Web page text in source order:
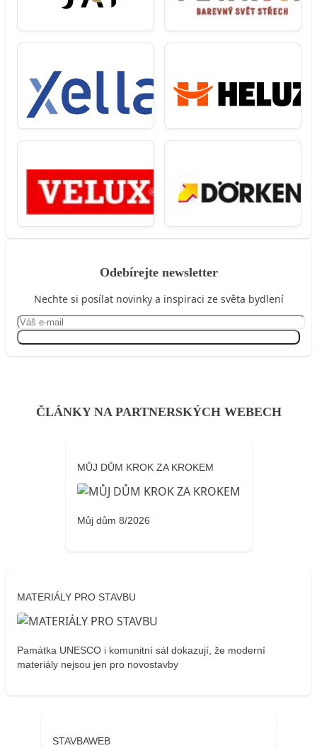
Odebírejte newsletter
Nechte si posílat novinky a inspiraci ze světa bydlení
ČLÁNKY NA PARTNERSKÝCH WEBECH
MŮJ DŮM KROK ZA KROKEM
Můj dům 8/2026
MATERIÁLY PRO STAVBU
Památka UNESCO i komunitní sál dokazují, že moderní
materiály nejsou jen pro novostavby
STAVBAWEB